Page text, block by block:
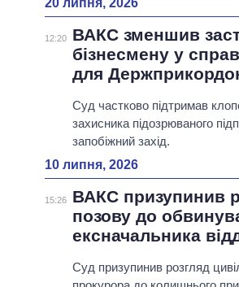
20 липня, 2026
12:20
ВАКС зменшив
бізнесмену у
для
Суд частково підтримав
захисника підозрюваного
запобіжний захід.
10 липня, 2026
15:26
ВАКС призупинив
позову до
ексначальника
Суд призупинив розгляд